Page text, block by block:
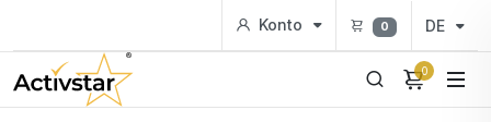
Konto 0 DE
0